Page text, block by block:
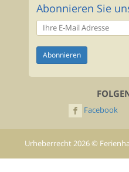
Abonnieren Sie
Facebook
Urheberrecht2026©